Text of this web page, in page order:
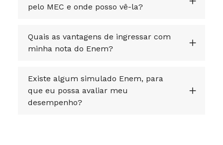
pelo MEC e onde posso vê-la?
Quais as vantagens de ingressar com
minha nota do Enem?
Existe algum simulado Enem, para
que eu possa avaliar meu
desempenho?